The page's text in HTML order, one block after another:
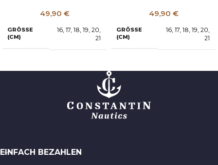
49,90 €
GRÖSSE (
CM)
16 17 18 19 20
21
49,90 €
GRÖSSE (
CM)
16 17 18 19 20
21
EINFACH BEZAHLEN